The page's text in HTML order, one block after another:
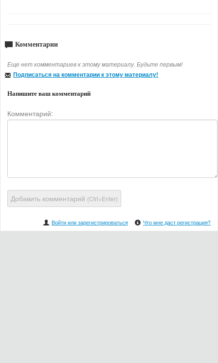
Комментарии
Еще нет комментариев к этому материалу. Будьте первым!
Подписаться на комментарии к этому материалу!
Напишите ваш комментарий
Комментарий:
Добавить комментарий (Ctrl+Enter)
Войти или зарегистрироваться Что мне даст регистрация?